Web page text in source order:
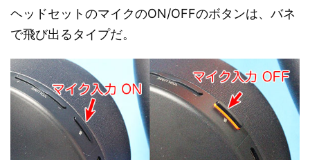
ヘッドセットのマイクのON/OFFのボタンは、バネ
で飛び出るタイプだ。